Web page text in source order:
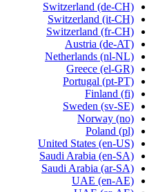
Switzerland (de-CH)
Switzerland (it-CH)
Switzerland (fr-CH)
Austria (de-AT)
Netherlands (nl-NL)
Greece (el-GR)
Portugal (pt-PT)
Finland (fi)
Sweden (sv-SE)
Norway (no)
Poland (pl)
United States (en-US)
Saudi Arabia (en-SA)
Saudi Arabia (ar-SA)
UAE (en-AE)